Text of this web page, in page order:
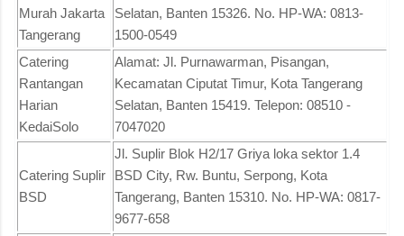
Murah Jakarta
Tangerang
Selatan, Banten 15326. No. HP-WA: 0813-
1500-0549
Catering
Rantangan
Harian
KedaiSolo
Alamat: Jl. Purnawarman, Pisangan,
Kecamatan Ciputat Timur, Kota Tangerang
Selatan, Banten 15419. Telepon: 08510 -
7047020
Catering Suplir
BSD
Jl. Suplir Blok H2/17 Griya loka sektor 1.4
BSD City, Rw. Buntu, Serpong, Kota
Tangerang, Banten 15310. No. HP-WA: 0817-
9677-658